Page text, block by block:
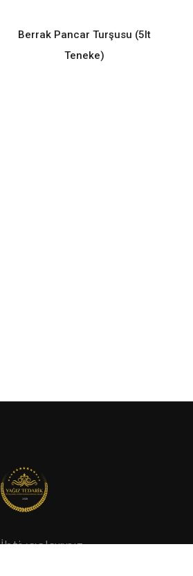
READ MORE
Berrak Pancar Turşusu (5lt
Teneke)
İhtiyaçlarınız